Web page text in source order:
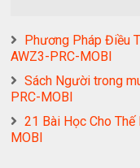
Phương Pháp Điều
AWZ3-PRC-MOBI
Sách Người trong
PRC-MOBI
21 Bài Học Cho
MOBI